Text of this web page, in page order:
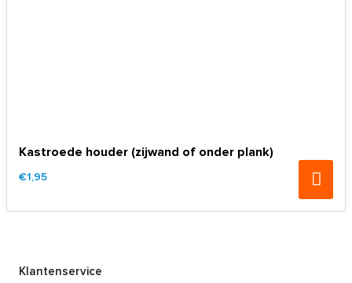
Kastroede houder (zijwand of onder plank)
€1,95
Klantenservice